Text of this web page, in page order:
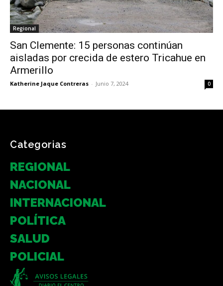
Regional
San Clemente: 15 personas continúan
aisladas por crecida de estero Tricahue en
Armerillo
Katherine Jaque Contreras - Junio 7, 2024 0
Categorias
REGIONAL
NACIONAL
INTERNACIONAL
POLÍTICA
SALUD
POLICIAL